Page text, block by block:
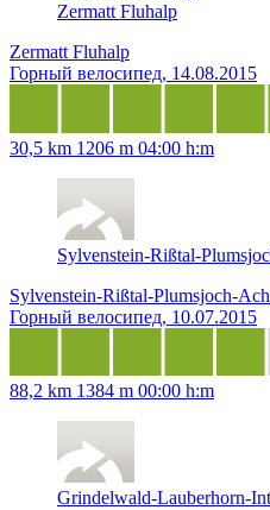
Zermatt Fluhalp
Zermatt Fluhalp
Горный велосипед, 14.08.2015
30,5 km 1206 m 04:00 h:m
Sylvenstein-Rißtal-
Sylvenstein-Rißtal-Plumsjoch-
Горный велосипед, 10.07.2015
88,2 km 1384 m 00:00 h:m
Grindelwald-Lauberhorn-